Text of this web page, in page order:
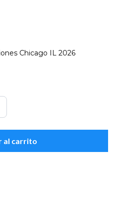
Chicago IL 2026
al carrito